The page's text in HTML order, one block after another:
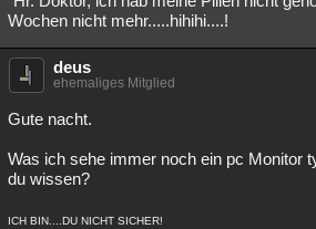
Natur Umfragen Unterhaltung
weitere Rubriken
Philosophie Träume
Musik
Wochen nicht mehr.....hihihi....!
deus
ehemaliges Mitglied
Gute nacht.
Was ich sehe immer noch ein pc Monitor
du wissen?
ICH BIN....DU NICHT SICHER!